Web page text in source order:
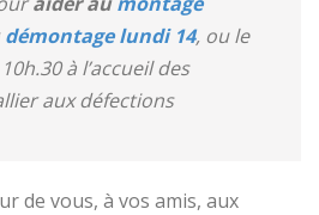
démontage lundi 14, ou le
à l’accueil des
aux défections
de vous, à vos amis, aux